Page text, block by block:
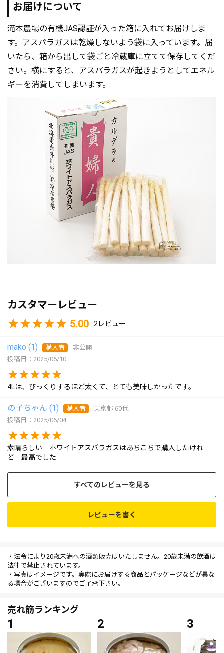
お届けについて
滝本農場の有機JAS認証が入った箱に入れてお届けしま
す。アスパラガスは乾燥しないよう袋に入っています。届
いたら、箱から出して袋ごと冷蔵庫に立てて保存してくだ
さい。横にすると、アスパラガスが起きようとしてエネル
ギーを消費してしまいます。
カスタマーレビュー
5.00
2
mako 1 購入者
非公開
投稿日
2025/06/10
4Lは、びっくりするほど太くて、とても美味しかったです。
の子ちゃん 1 購入者 東京都 60代
投稿日
2025/06/04
素晴らしい　ホワイトアスパラガスはあちこちで購入したけれ
ど　最高でした
すべてのレビューを見る
レビューを書く
・法令により20歳未満への酒類販売はいたしません。20歳未満の飲酒は
法律で禁止されています。
・写真はイメージです。実際にお届けする商品とパッケージなどが異な
る場合がございますのでご了承下さい。
売れ筋ランキング